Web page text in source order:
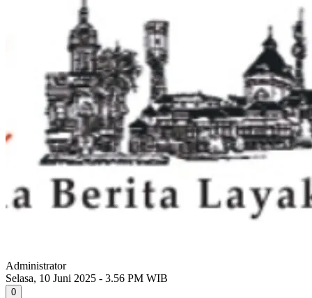
Administrator
Selasa, 10 Juni 2025 - 3.56 PM WIB
0